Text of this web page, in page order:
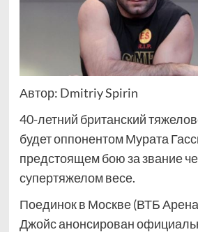
Автор: Dmitriy Spirin
40-летний британский
будет оппонентом Мурата
предстоящем бою за звание
супертяжелом весе.
Поединок в Москве (ВТБ
Джойс анонсирован